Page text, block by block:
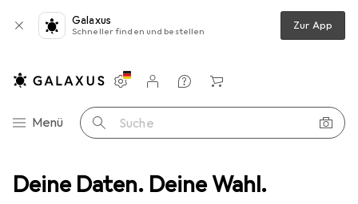
Deine Daten. Deine Wahl.
Galaxus
Schneller finden und bestellen Zur App
Navigation nach Kategorien
Menü Suche
Einstellungen
Kundenkonto
Vergleichslisten
Merklisten
Warenkorb
Geschirr + Besteck Bar + Wein Weingläser